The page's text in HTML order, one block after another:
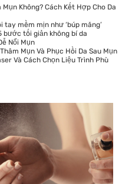
Không? Cách Kết Hợp Cho Da
mềm mịn như ‘búp măng’
bước tối giản không bí da
Nổi Mụn
Mụn Và Phục Hồi Da Sau Mụn
Và Cách Chọn Liệu Trình Phù